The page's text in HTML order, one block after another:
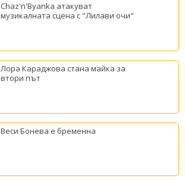
Chaz'n'Byanka атакуват
музикалната сцена с "Лилави очи"
Лора Караджова стана майка за
втори път
Веси Бонева е бременна